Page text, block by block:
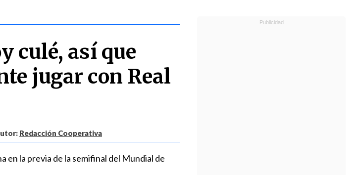
culé, así que
jugar con Real
Redacción Cooperativa
en la previa de la semifinal del Mundial de